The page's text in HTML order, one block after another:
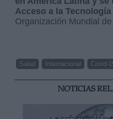
Acceso a la Tecnología
Organización Mundial
Salud Internacional Covid-
NOTICIAS